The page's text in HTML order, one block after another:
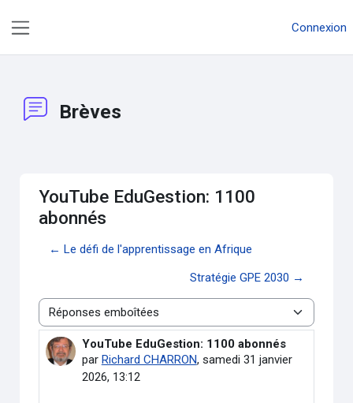
Connexion
Brèves
YouTube EduGestion: 1100
abonnés
← Le défi de l'apprentissage en Afrique
Stratégie GPE 2030 →
Type d’affichage
YouTube EduGestion: 1100 abonnés
par Richard CHARRON, samedi 31 janvier
2026, 13:12
Nombre de réponses : 0